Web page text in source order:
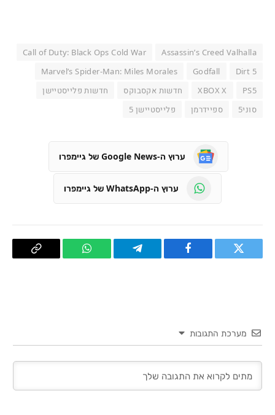
Assassin’s Creed Valhalla
Call of Duty: Black Ops Cold War
Dirt 5
Godfall
Marvel’s Spider-Man: Miles Morales
PS5
XBOX X חדשות אקסבוקס
חדשות פלייסטיישן
סוני5
ספיידרמן פלייסטיישן 5
ערוץ ה-Google News של גיימפרו
ערוץ ה-WhatsApp של גיימפרו
טוויטר פייסבוק Telegram
WhatsApp העתק
מערכת התגובות